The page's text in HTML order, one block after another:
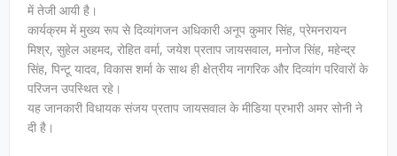
में तेजी आयी है।
कार्यक्रम में मुख्य रूप से दिव्यांगजन अधिकारी अनूप कुमार सिंह, प्रेमनरायन
मिश्र, सुहेल अहमद, रोहित वर्मा, जयेश प्रताप जायसवाल, मनोज सिंह, महेन्द्र
सिंह, पिन्टू यादव, विकास शर्मा के साथ ही क्षेत्रीय नागरिक और दिव्यांग परिवारों के
परिजन उपस्थित रहे।
यह जानकारी विधायक संजय प्रताप जायसवाल के मीडिया प्रभारी अमर सोनी ने
दी है।